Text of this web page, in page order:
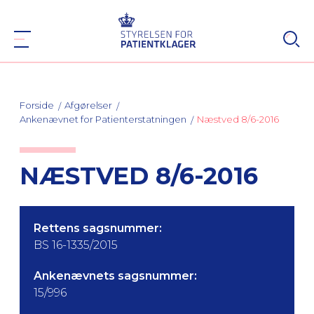
Forside
Afgørelser
Ankenævnet for Patienterstatningen
Næstved 8/6-2016
NÆSTVED 8/6-2016
Rettens sagsnummer:
BS 16-1335/2015
Ankenævnets sagsnummer:
15/996